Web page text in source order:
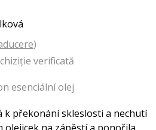
)
verificată
esenciální olej
k překonání skleslosti a nechutí